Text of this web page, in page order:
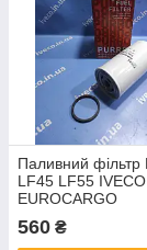
Паливний фільтр
LF45 LF55 IVECO
EUROCARGO
560 ₴